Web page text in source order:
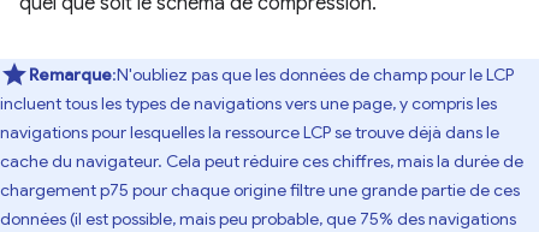
Remarque:N'oubliez pas que les données de champ pour le LCP
incluent tous les types de navigations vers une page, y compris les
navigations pour lesquelles la ressource LCP se trouve déjà dans le
cache du navigateur. Cela peut réduire ces chiffres, mais la durée de
chargement p75 pour chaque origine filtre une grande partie de ces
données (il est possible, mais peu probable, que 75% des navigations